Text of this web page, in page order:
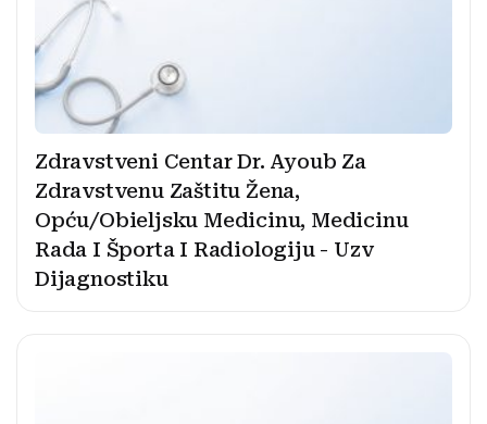
Zdravstveni Centar Dr. Ayoub Za
Zdravstvenu Zaštitu Žena,
Opću/Obieljsku Medicinu, Medicinu
Rada I Športa I Radiologiju - Uzv
Dijagnostiku